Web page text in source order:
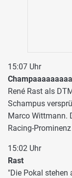
15:07 Uhr
René Rast als
Schampus
Marco Wittmann.
Racing-
15:02 Uhr
Rast
"Die Pokal stehen